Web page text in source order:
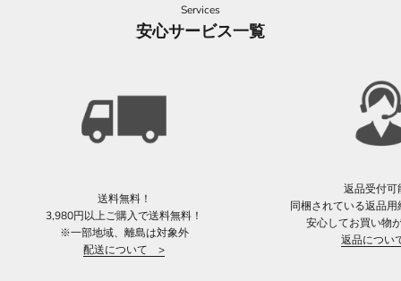
Services
安心サービス一覧
送料無料！
3,980円以上ご購入で送料無料！
※一部地域、離島は対象外
配送について >
返品受付可
同梱されている返品
安心してお買い物
返品につ